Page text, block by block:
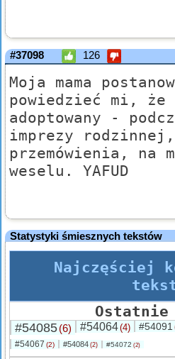
#37098 126
Moja mama
powiedzieć mi, że
adoptowany -
imprezy
przemówienia, na
weselu. YAFUD
Statystyki śmiesznych tekstów
Najczęściej
#54085(6) #54064(4) #54091
#54067 (2) #54084 (2) #54072 (2)